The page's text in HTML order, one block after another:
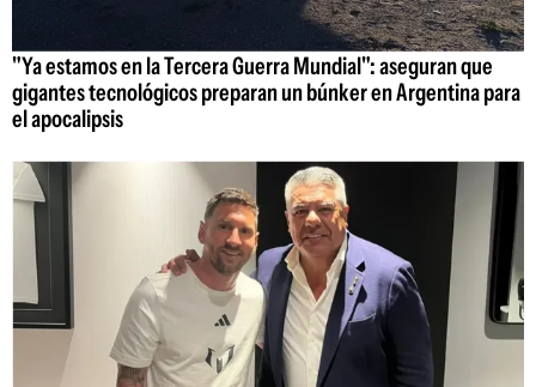
"Ya estamos en la Tercera Guerra Mundial": aseguran que
gigantes tecnológicos preparan un búnker en Argentina para
el apocalipsis